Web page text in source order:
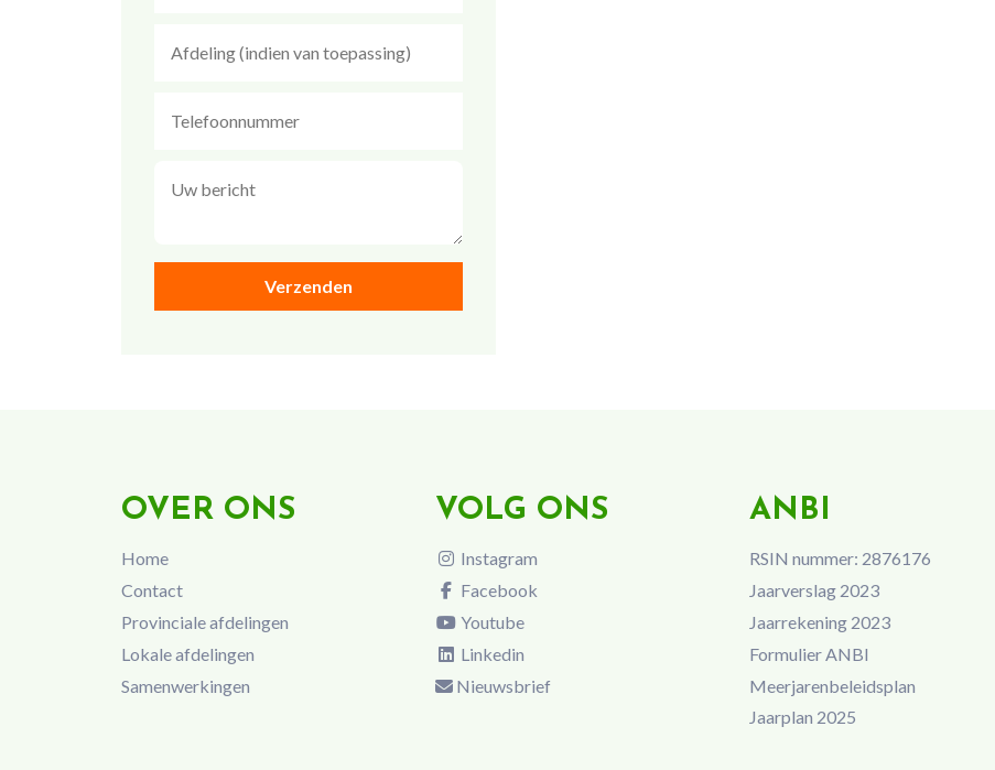
OVER ONS
Home
Contact
Provinciale afdelingen
Lokale afdelingen
Samenwerkingen
VOLG ONS
Instagram
Facebook
Youtube
Linkedin
Nieuwsbrief
ANBI
RSIN nummer: 2876176
Jaarverslag 2023
Jaarrekening 2023
Formulier ANBI
Meerjarenbeleidsplan
Jaarplan 2025